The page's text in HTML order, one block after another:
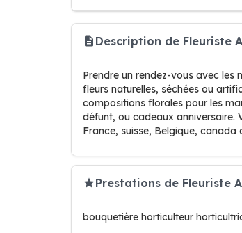
Description de Fleuriste
Prendre un rendez-vous avec les
fleurs naturelles, séchées ou
compositions florales pour les
défunt, ou cadeaux anniversaire.
France, suisse, Belgique,
Prestations de Fleuriste
bouquetière horticulteur